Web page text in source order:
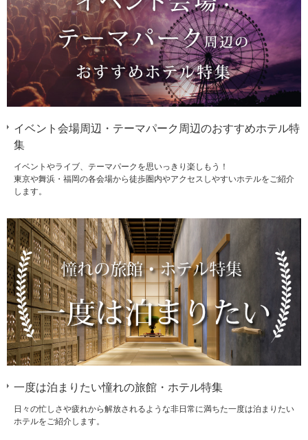
イベント会場周辺・テーマパーク周辺のおすすめホテル特
集
イベントやライブ、テーマパークを思いっきり楽しもう！
東京や舞浜・福岡の各会場から徒歩圏内やアクセスしやすいホテルをご紹介
します。
一度は泊まりたい憧れの旅館・ホテル特集
日々の忙しさや疲れから解放されるような非日常に満ちた一度は泊まりたい
ホテルをご紹介します。